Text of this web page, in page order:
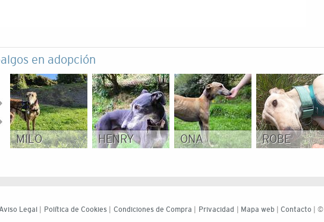
en adopción
MILO HENRY ONA ROBE
Legal Política de Cookies| Condiciones de Compra Privacidad Mapa web| Contacto| ©